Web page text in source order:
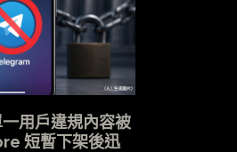
用戶違規內容被
短暫下架後迅